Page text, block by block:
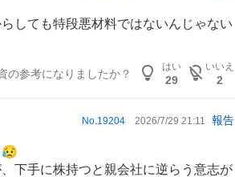
しても特段悪材料ではないんじゃない
の参考になりましたか？
はい
29
いいえ
2
No. 19204 2026/7/29 21:11 報告
😥
下手に株持つと親会社に逆らう意志が